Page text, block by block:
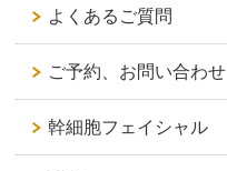
よくあるご質問
ご予約、お問い合わせ
幹細胞フェイシャル